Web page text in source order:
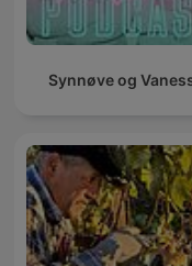
Synnøve og